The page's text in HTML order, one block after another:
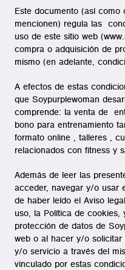
Este documento (así como
mencionen) regula las
uso de este sitio web
compra o adquisición de
mismo (en adelante,
A efectos de estas
que Soypurplewoman
comprende: la venta de
bono para entrenamiento
formato online , talleres ,
relacionados con fitness y
Además de leer las
acceder, navegar y/o usar
de haber leído el Aviso
uso, la Política de cookies,
protección de datos de
web o al hacer y/o
y/o servicio a través del
vinculado por estas